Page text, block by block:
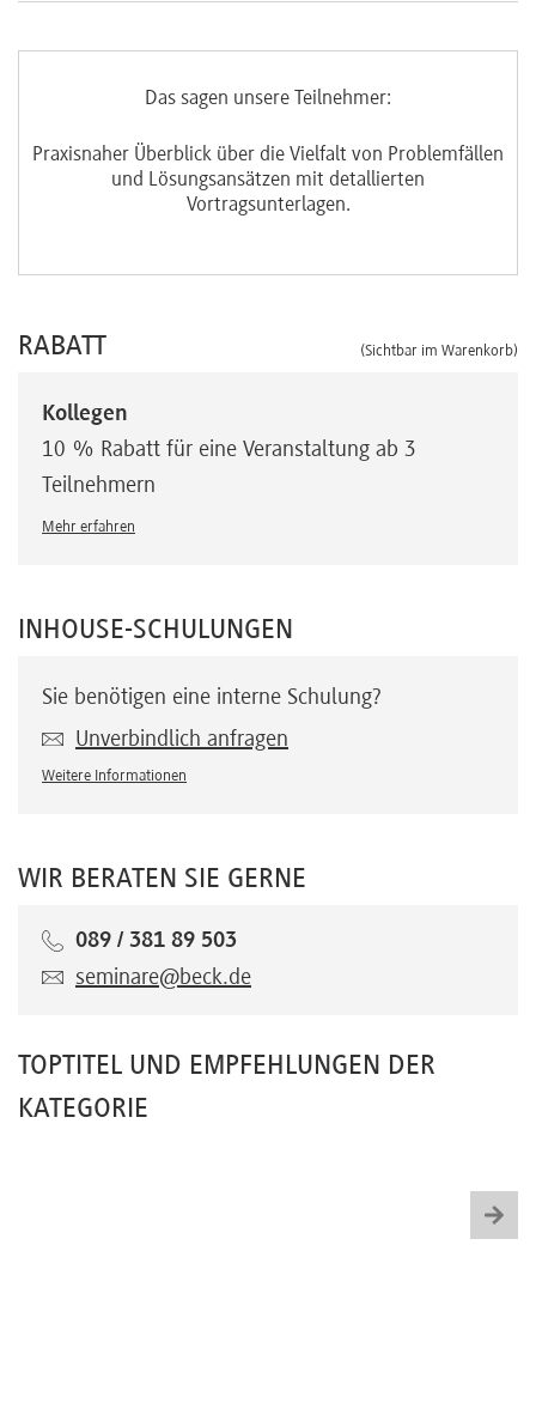
Das sagen unsere Teilnehmer:
Praxisnaher Überblick über die Vielfalt von Problemfällen
und Lösungsansätzen mit detallierten
Vortragsunterlagen.
RABATT (Sichtbar im Warenkorb)
Kollegen
10 % Rabatt für eine Veranstaltung ab 3
Teilnehmern
Mehr erfahren
INHOUSE-SCHULUNGEN
Sie benötigen eine interne Schulung?
Unverbindlich anfragen
Weitere Informationen
WIR BERATEN SIE GERNE
089 / 381 89 503
seminare@beck.de
TOPTITEL UND EMPFEHLUNGEN DER
KATEGORIE